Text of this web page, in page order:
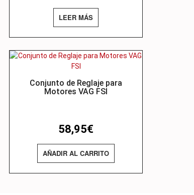
LEER MÁS
Conjunto de Reglaje para
Motores VAG FSI
58,95€
AÑADIR AL CARRITO